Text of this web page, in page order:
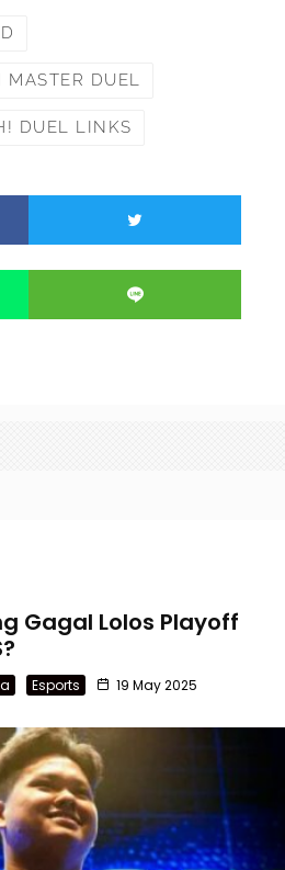
MASTER DUEL
DUEL LINKS
Gagal Lolos Playoff
Esports 19 May 2025